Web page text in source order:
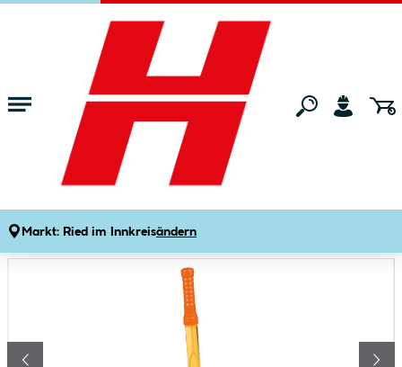
Zum Hauptinhalt springen
Markt: Ried im Innkreisändern
Gartenmarkt Gartenspielgeräte
Seifenblasenspender 36 cm versch Farben